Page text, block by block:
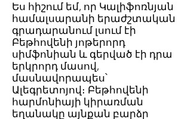
Ես հիշում եմ, որ Կալիֆոռնյան
համալսարանի երաժշտական
գրադարանում լսում էի
Բեթհովենի յոթերորդ
սիմֆոնիան և գերված էի դրա
երկրորդ մասով,
մասնավորապես՝
Ալեգրետոյով։ Բեթհովենի
հարմոնիայի կիրառման
եղանակը այնքան բարձր